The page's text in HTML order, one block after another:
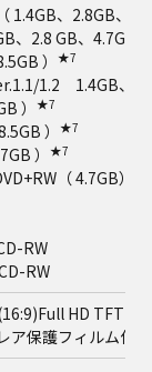
（ 1.4GB、2.8GB、
、2.8 GB、4.7GB
）
★7
1.2 1.4GB、
）
★7
） ★7
） ★7
（ 4.7GB）
RW
RW
HD TFTカ
ア保護フィルム付